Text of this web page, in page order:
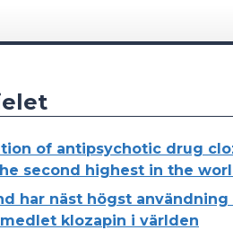
of antipsychotic drug
second highest in the
har näst högst användning
klozapin i världen